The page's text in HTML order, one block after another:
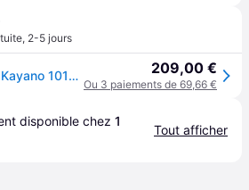
, 2-5 jours
Chaussures Asics Gel Kayano 1012B670701 209,00 €
Ou 3 paiements de 69,66 €
disponible chez 1
Tout afficher